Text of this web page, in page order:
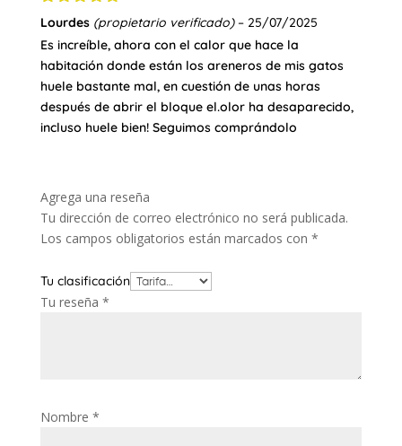
Valorado
con5de 5
Lourdes (propietario verificado) – 25/07/2025
Es increíble, ahora con el calor que hace la
habitación donde están los areneros de mis gatos
huele bastante mal, en cuestión de unas horas
después de abrir el bloque el.olor ha desaparecido,
incluso huele bien! Seguimos comprándolo
Agrega una reseña
Tu dirección de correo electrónico no será publicada.
Los campos obligatorios están marcados con *
Tu clasificación
Tu reseña *
Nombre *